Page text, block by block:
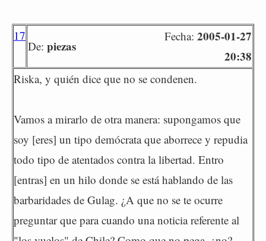
17
De: piezas
Fecha: 2005-01-27
20:38
Riska, y quién dice que no se condenen.
Vamos a mirarlo de otra manera: supongamos que
soy [eres] un tipo demócrata que aborrece y repudia
todo tipo de atentados contra la libertad. Entro
[entras] en un hilo donde se está hablando de las
barbaridades de Gulag. ¿A que no se te ocurre
preguntar que para cuando una noticia referente al